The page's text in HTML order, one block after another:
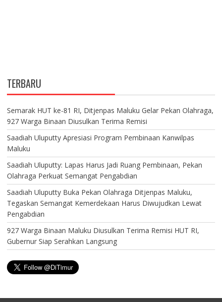
TERBARU
Semarak HUT ke-81 RI, Ditjenpas Maluku Gelar Pekan Olahraga,
927 Warga Binaan Diusulkan Terima Remisi
Saadiah Uluputty Apresiasi Program Pembinaan Kanwilpas
Maluku
Saadiah Uluputty: Lapas Harus Jadi Ruang Pembinaan, Pekan
Olahraga Perkuat Semangat Pengabdian
Saadiah Uluputty Buka Pekan Olahraga Ditjenpas Maluku,
Tegaskan Semangat Kemerdekaan Harus Diwujudkan Lewat
Pengabdian
927 Warga Binaan Maluku Diusulkan Terima Remisi HUT RI,
Gubernur Siap Serahkan Langsung